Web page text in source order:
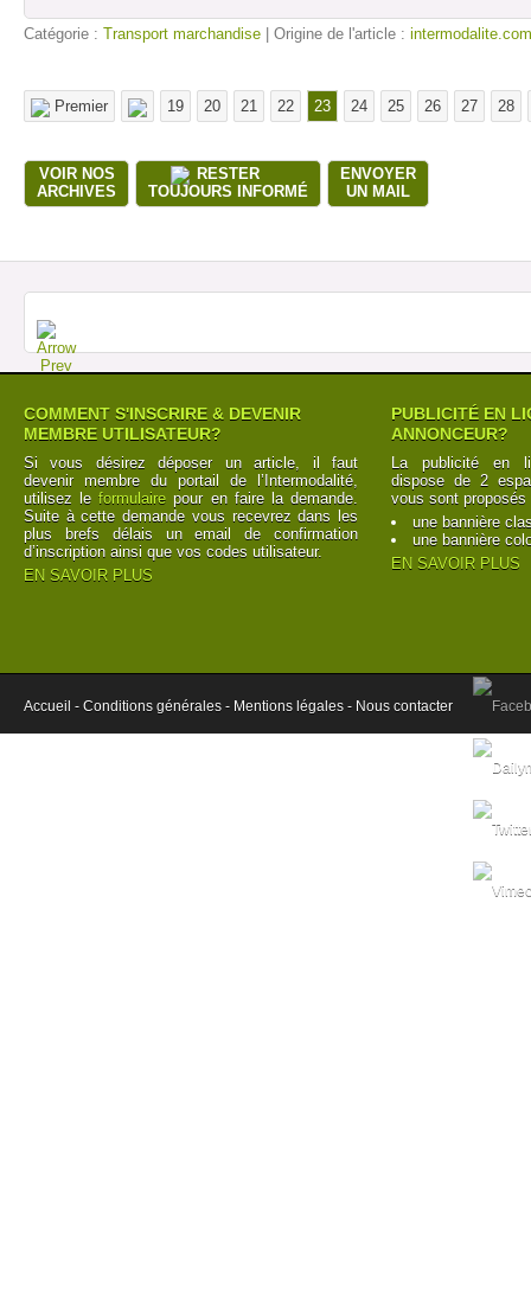
Catégorie : Transport marchandise | Origine de l'article : intermodalite.com
Premier 19 20 21 22 23 24 25 26 27 28
VOIR NOS
ARCHIVES
RESTER
TOUJOURS INFORMÉ
ENVOYER
UN MAIL
COMMENT S'INSCRIRE & DEVENIR
MEMBRE UTILISATEUR?
Si vous désirez déposer un article, il faut
devenir membre du portail de l’Intermodalité,
utilisez leformulaire pour en faire la demande.
Suite à cette demande vous recevrez dans les
plus brefs délais un email de confirmation
d’inscription ainsi que vos codes utilisateur.
EN SAVOIR PLUS
PUBLICITÉ EN
ANNONCEUR?
La publicité en
dispose de 2
vous sont proposés
une bannière
une bannière
EN SAVOIR PLUS
Accueil - Conditions générales - Mentions légales - Nous contacter